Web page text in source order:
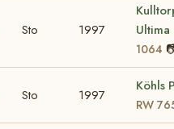
Sto 1997
Ultima
1064
Sto 1997
Köhls
RW